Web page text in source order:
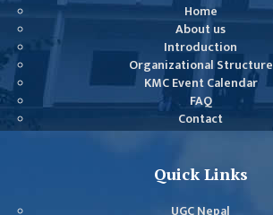
Home
About us
Introduction
Organizational Structure
KMC Event Calendar
FAQ
Contact
Quick Links